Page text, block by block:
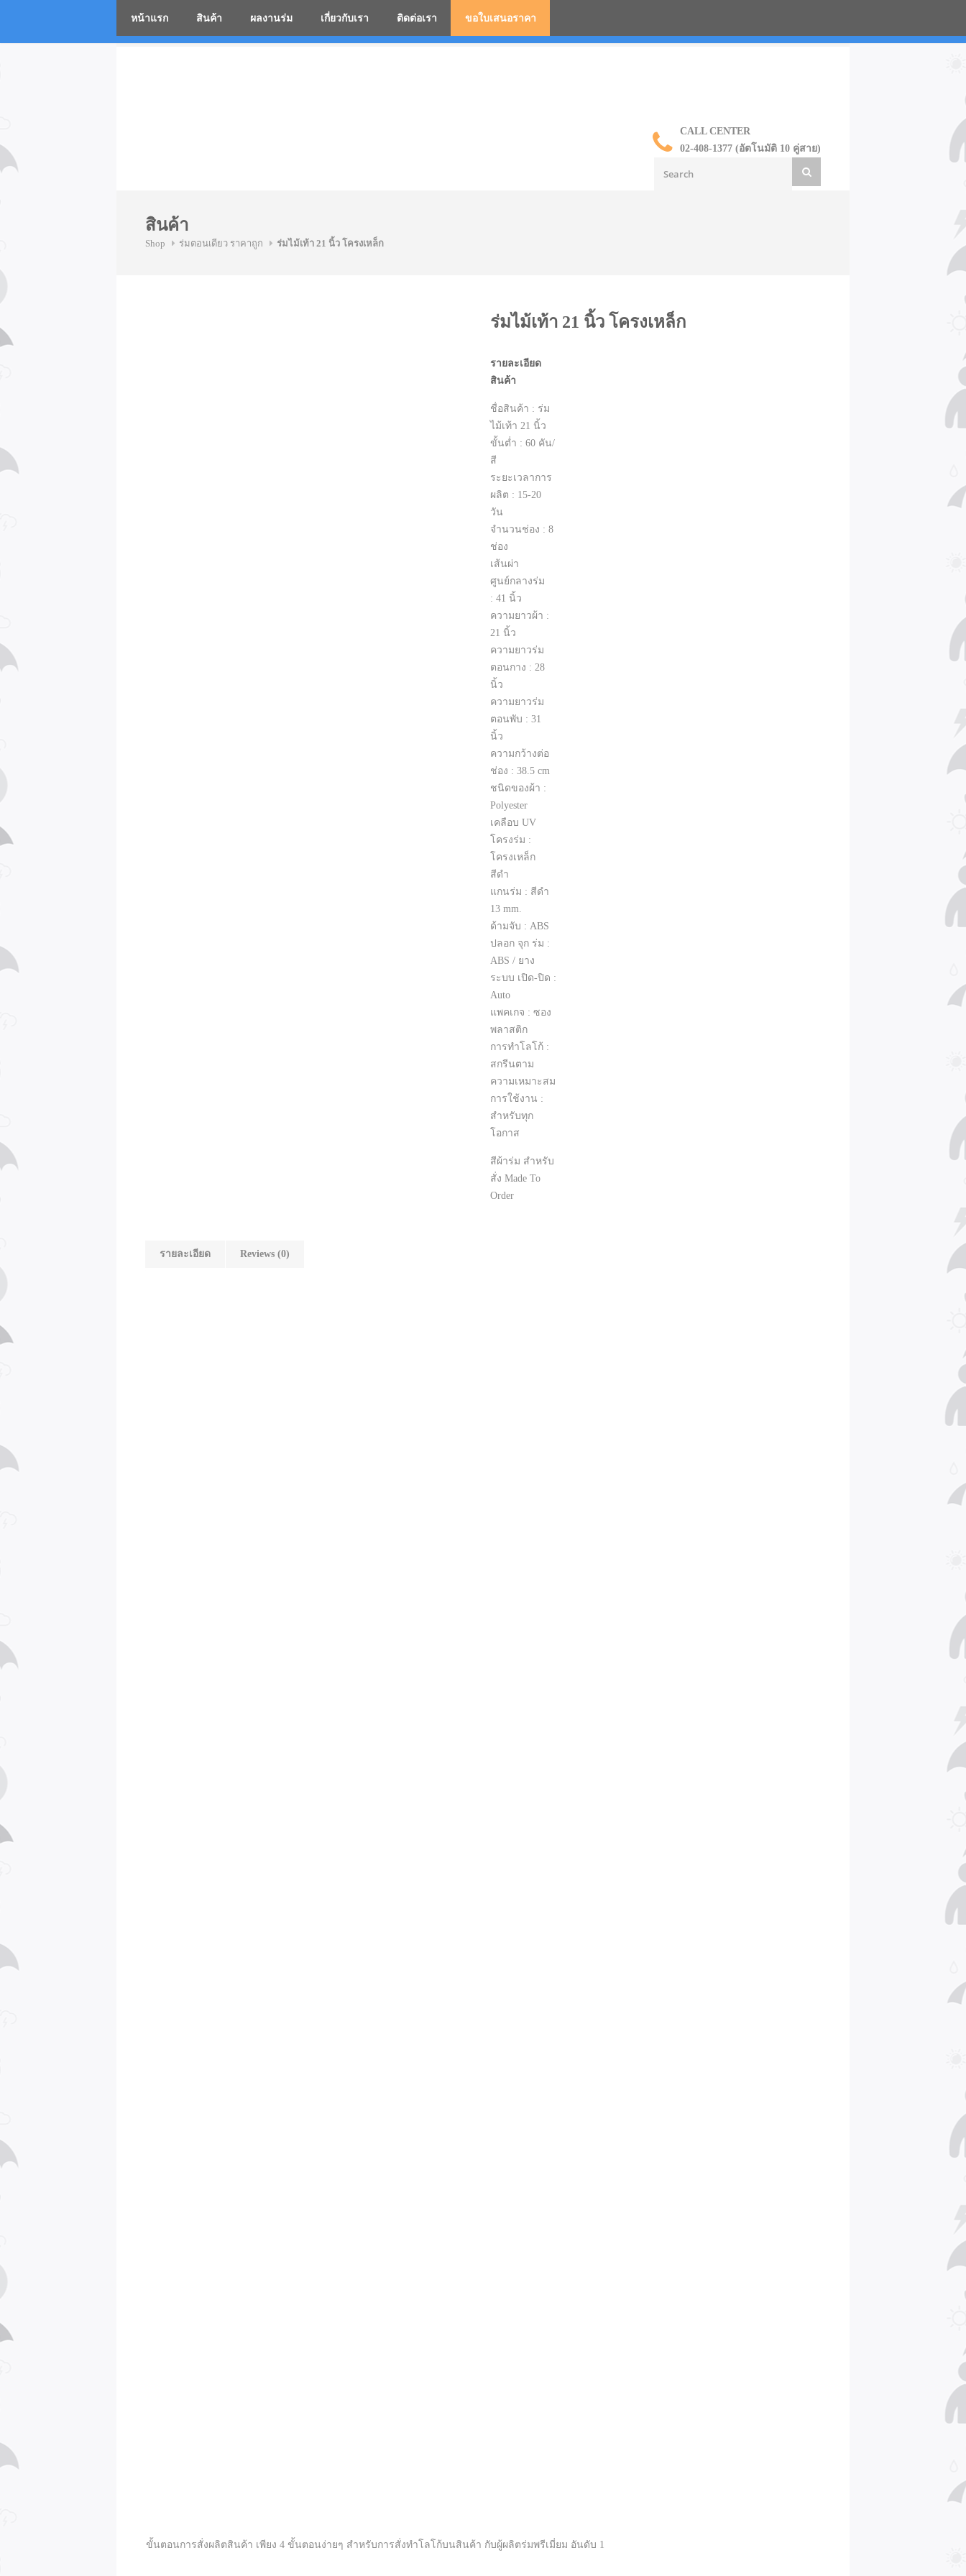
CALL CENTER
02-408-1377 (อัตโนมัติ 10 คู่สาย)
หน้าแรก สินค้า ผลงานร่ม เกี่ยวกับเรา ติดต่อเรา ขอใบเสนอราคา
สินค้า
Shop ร่มตอนเดียว ราคาถูก ร่มไม้เท้า 21 นิ้ว โครงเหล็ก
ร่มไม้เท้า 21 นิ้ว โครงเหล็ก
รายละเอียด
สินค้า
ชื่อสินค้า : ร่ม
ไม้เท้า 21 นิ้ว
ขั้นต่ำ : 60 คัน/
สี
ระยะเวลาการ
ผลิต : 15-20
วัน
จำนวนช่อง : 8
ช่อง
เส้นผ่า
ศูนย์กลางร่ม
: 41 นิ้ว
ความยาวผ้า :
21 นิ้ว
ความยาวร่ม
ตอนกาง : 28
นิ้ว
ความยาวร่ม
ตอนพับ : 31
นิ้ว
ความกว้างต่อ
ช่อง : 38.5 cm
ชนิดของผ้า :
Polyester
เคลือบ UV
โครงร่ม :
โครงเหล็ก
สีดำ
แกนร่ม : สีดำ
13 mm.
ด้ามจับ : ABS
ปลอก จุก ร่ม :
ABS / ยาง
ระบบ เปิด-ปิด :
Auto
แพคเกจ : ซอง
พลาสติก
การทำโลโก้ :
สกรีนตาม
ความเหมาะสม
การใช้งาน :
สำหรับทุก
โอกาส
สีผ้าร่ม สำหรับ
สั่ง Made To
Order
รายละเอียด Reviews (0)
ขั้นตอนการสั่งผลิตสินค้า เพียง 4 ขั้นตอนง่ายๆ สำหรับการสั่งทำโลโก้บนสินค้า กับผู้ผลิตร่มพรีเมี่ยม อันดับ 1
โรงงานร่มสกรีนโลโก้ ร่มพรีเมี่ยม ร่มตอนเดียว ร่มกอล์ฟ ร่มกลับด้าน ราคาส่ง